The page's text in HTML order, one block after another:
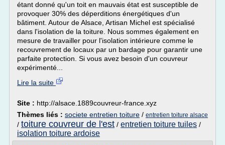
étant donné qu'un toit en mauvais état est susceptible de
provoquer 30% des déperditions énergétiques d'un
bâtiment. Autour de Alsace, Artisan Michel est spécialisé
dans l'isolation de la toiture. Nous sommes également en
mesure de travailler pour l'isolation intérieure comme le
recouvrement de locaux par un bardage pour garantir une
parfaite protection. Si vous avez besoin d'un couvreur
expérimenté...
Lire la suite
Site : http://alsace.1889couvreur-france.xyz
Thèmes liés : societe entretien toiture / entretien toiture alsace
/ toiture couvreur de l'est / entretien toiture tuiles /
isolation toiture ardoise